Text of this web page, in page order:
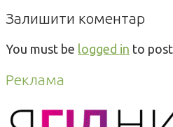
Залишити коментар
You must be logged in to
Реклама